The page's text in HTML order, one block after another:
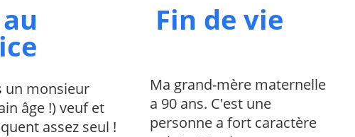
un monsieur
âge !) veuf et
assez seul !
Fin de vie
Ma grand-mère maternelle
a 90 ans. C'est une
personne a fort caractère